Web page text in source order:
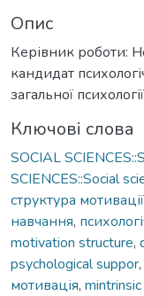
Опис
Керівник роботи:
кандидат
загальної психології
Ключові слова
SOCIAL
SCIENCES::Social
структура мотивації
навчання,
motivation structure,
psychological suppor,
мотивація,